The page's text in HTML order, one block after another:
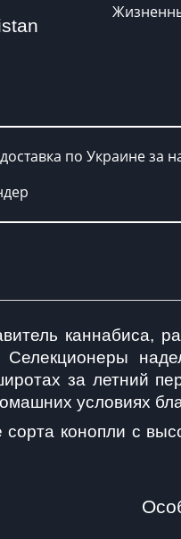
по Украине за
каннабиса,
за летний
условиях
сорта конопли с